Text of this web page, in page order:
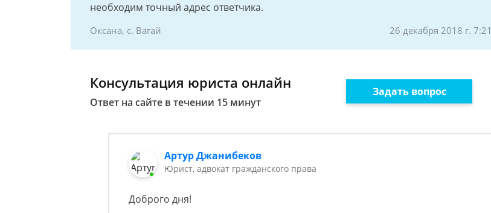
необходим точный адрес ответчика.
Оксана, с. Вагай 26 декабря 2018 г. 7:21
Консультация юриста онлайн
Ответ на сайте в течении 15 минут
Задать вопрос
Артур Джанибеков
Юрист, адвокат гражданского права
Доброго дня!